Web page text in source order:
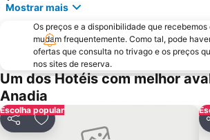
Costa Nova Beach
Baixa de Coimbra
Figueira
Praia Fluvial da Peneda
Dunas de
Gafanha da Boa Hora Beach
Porto da
Farol da Barra
Praia da Claridade
Parque
Cascata da Cabreia
Praça da
Mostrar mais
Os preços e a disponibilidade que recebemos
mudam frequentemente. Como tal, pode
ofertas que consulta no trivago e os preços
nos sites de reserva.
Um dos Hotéis com melhor
Anadia
Escolha popular
PartilharAdicionar aos favoritos